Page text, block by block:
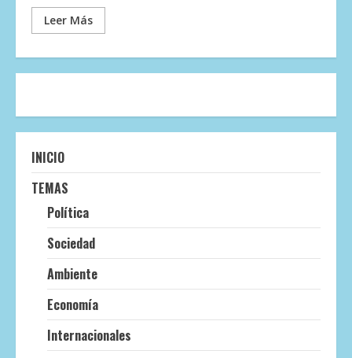
Leer Más
INICIO
TEMAS
Política
Sociedad
Ambiente
Economía
Internacionales